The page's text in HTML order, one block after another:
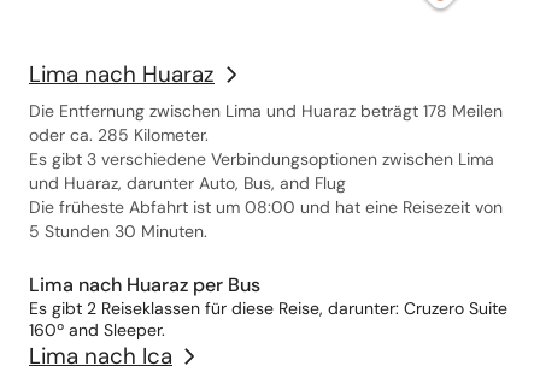
Lima nach Huaraz
Die Entfernung zwischen Lima und Huaraz beträgt 178 Meilen
oder ca. 285 Kilometer.
Es gibt 3 verschiedene Verbindungsoptionen zwischen Lima
und Huaraz, darunter Auto, Bus, and Flug
Die früheste Abfahrt ist um 08:00 und hat eine Reisezeit von
5 Stunden 30 Minuten.
Lima nach Huaraz per Bus
Es gibt 2 Reiseklassen für diese Reise, darunter: Cruzero Suite
160º and Sleeper.
Lima nach Ica